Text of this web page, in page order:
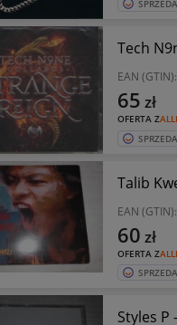
Tech
EAN (GTIN):
OFERTA Z
65 zł
Talib
EAN (GTIN):
OFERTA Z
60 zł
Styles P